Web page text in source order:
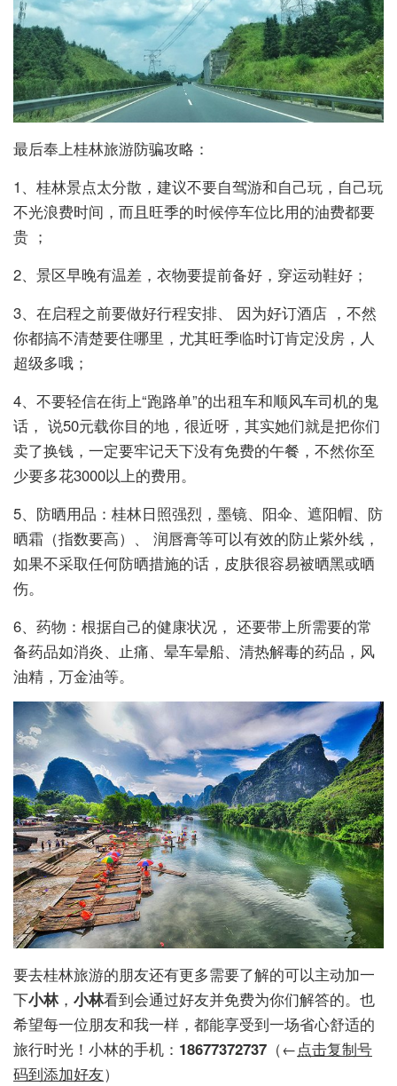
最后奉上桂林旅游防骗攻略：
1、桂林景点太分散，建议不要自驾游和自己玩，自己玩
不光浪费时间，而且旺季的时候停车位比用的油费都要
贵 ；
2、景区早晚有温差，衣物要提前备好，穿运动鞋好；
3、在启程之前要做好行程安排、 因为好订酒店 ，不然
你都搞不清楚要住哪里，尤其旺季临时订肯定没房，人
超级多哦；
4、不要轻信在街上“跑路单”的出租车和顺风车司机的鬼
话， 说50元载你目的地，很近呀，其实她们就是把你们
卖了换钱，一定要牢记天下没有免费的午餐，不然你至
少要多花3000以上的费用。
5、防晒用品：桂林日照强烈，墨镜、阳伞、遮阳帽、防
晒霜（指数要高）、 润唇膏等可以有效的防止紫外线，
如果不采取任何防晒措施的话，皮肤很容易被晒黑或晒
伤。
6、药物：根据自己的健康状况， 还要带上所需要的常
备药品如消炎、止痛、晕车晕船、清热解毒的药品，风
油精，万金油等。
要去桂林旅游的朋友还有更多需要了解的可以主动加一
下小林， 小林看到会通过好友并免费为你们解答的。也
希望每一位朋友和我一样，都能享受到一场省心舒适的
旅行时光！小林的手机： 18677372737 （←点击复制号
码到添加好友）